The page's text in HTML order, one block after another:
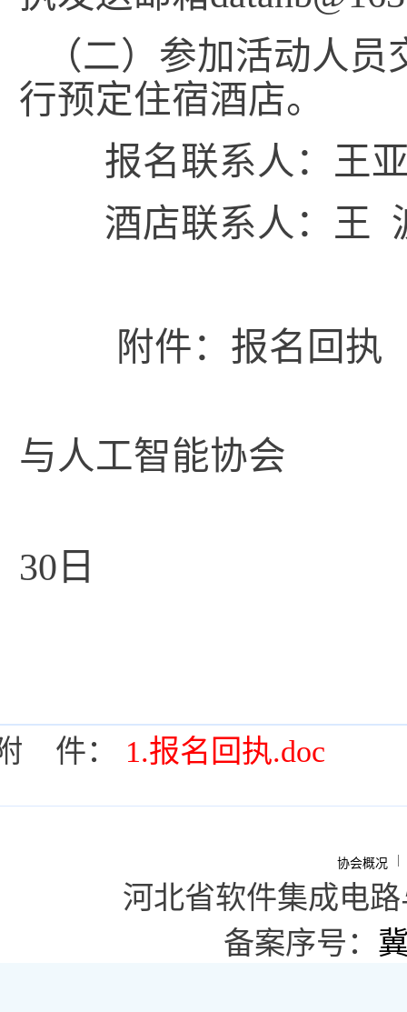
（二）参加活动人
行预定住宿酒店。
报名联系人：王亚
酒店联系人：王
附件：报名回执
与人工智能协会
30日
件： 1.报名回执.doc
协会概况
河北省软件集成电
备案序号：